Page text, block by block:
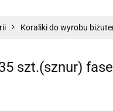
Koraliki do wyrobu
szt.(sznur)